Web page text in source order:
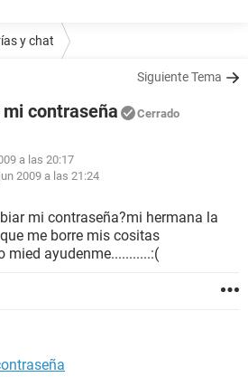
y chat
Siguiente Tema
contraseña Cerrado
a las 20:17
2009 a las 21:24
mi contraseña?mi hermana la
me borre mis cositas
mied ayudenme...........:(